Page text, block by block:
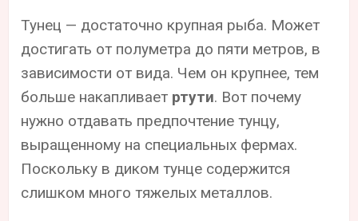
Тунец — достаточно крупная рыба. Может
достигать от полуметра до пяти метров, в
зависимости от вида. Чем он крупнее, тем
больше накапливает ртути. Вот почему
нужно отдавать предпочтение тунцу,
выращенному на специальных фермах.
Поскольку в диком тунце содержится
слишком много тяжелых металлов.